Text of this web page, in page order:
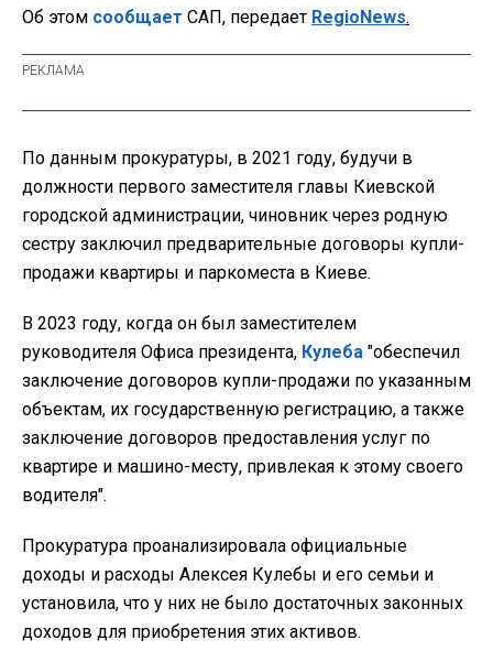
Об этом сообщает САП, передает RegioNews.
По данным прокуратуры, в 2021 году, будучи в
должности первого заместителя главы Киевской
городской администрации, чиновник через родную
сестру заключил предварительные договоры купли-
продажи квартиры и паркоместа в Киеве.
В 2023 году, когда он был заместителем
руководителя Офиса президента, Кулеба "обеспечил
заключение договоров купли-продажи по указанным
объектам, их государственную регистрацию, а также
заключение договоров предоставления услуг по
квартире и машино-месту, привлекая к этому своего
водителя".
Прокуратура проанализировала официальные
доходы и расходы Алексея Кулебы и его семьи и
установила, что у них не было достаточных законных
доходов для приобретения этих активов.